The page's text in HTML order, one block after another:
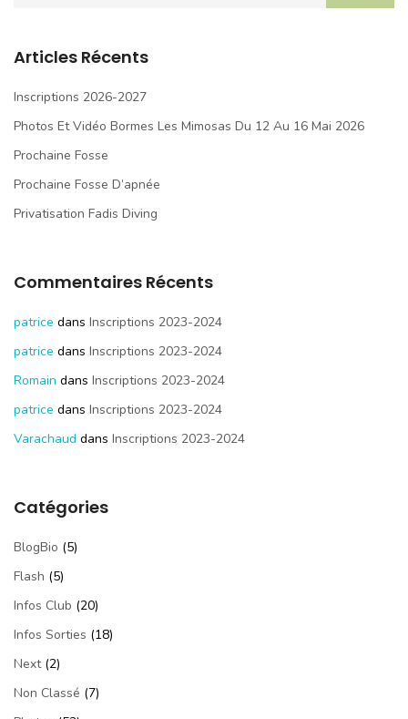
Articles Récents
Inscriptions 2026-2027
Photos Et Vidéo Bormes Les Mimosas Du 12 Au 16 Mai 2026
Prochaine Fosse
Prochaine Fosse D’apnée
Privatisation Fadis Diving
Commentaires Récents
patrice dans Inscriptions 2023-2024
patrice dans Inscriptions 2023-2024
Romain dans Inscriptions 2023-2024
patrice dans Inscriptions 2023-2024
Varachaud dans Inscriptions 2023-2024
Catégories
BlogBio (5)
Flash (5)
Infos Club (20)
Infos Sorties (18)
Next(2)
Non Classé (7)